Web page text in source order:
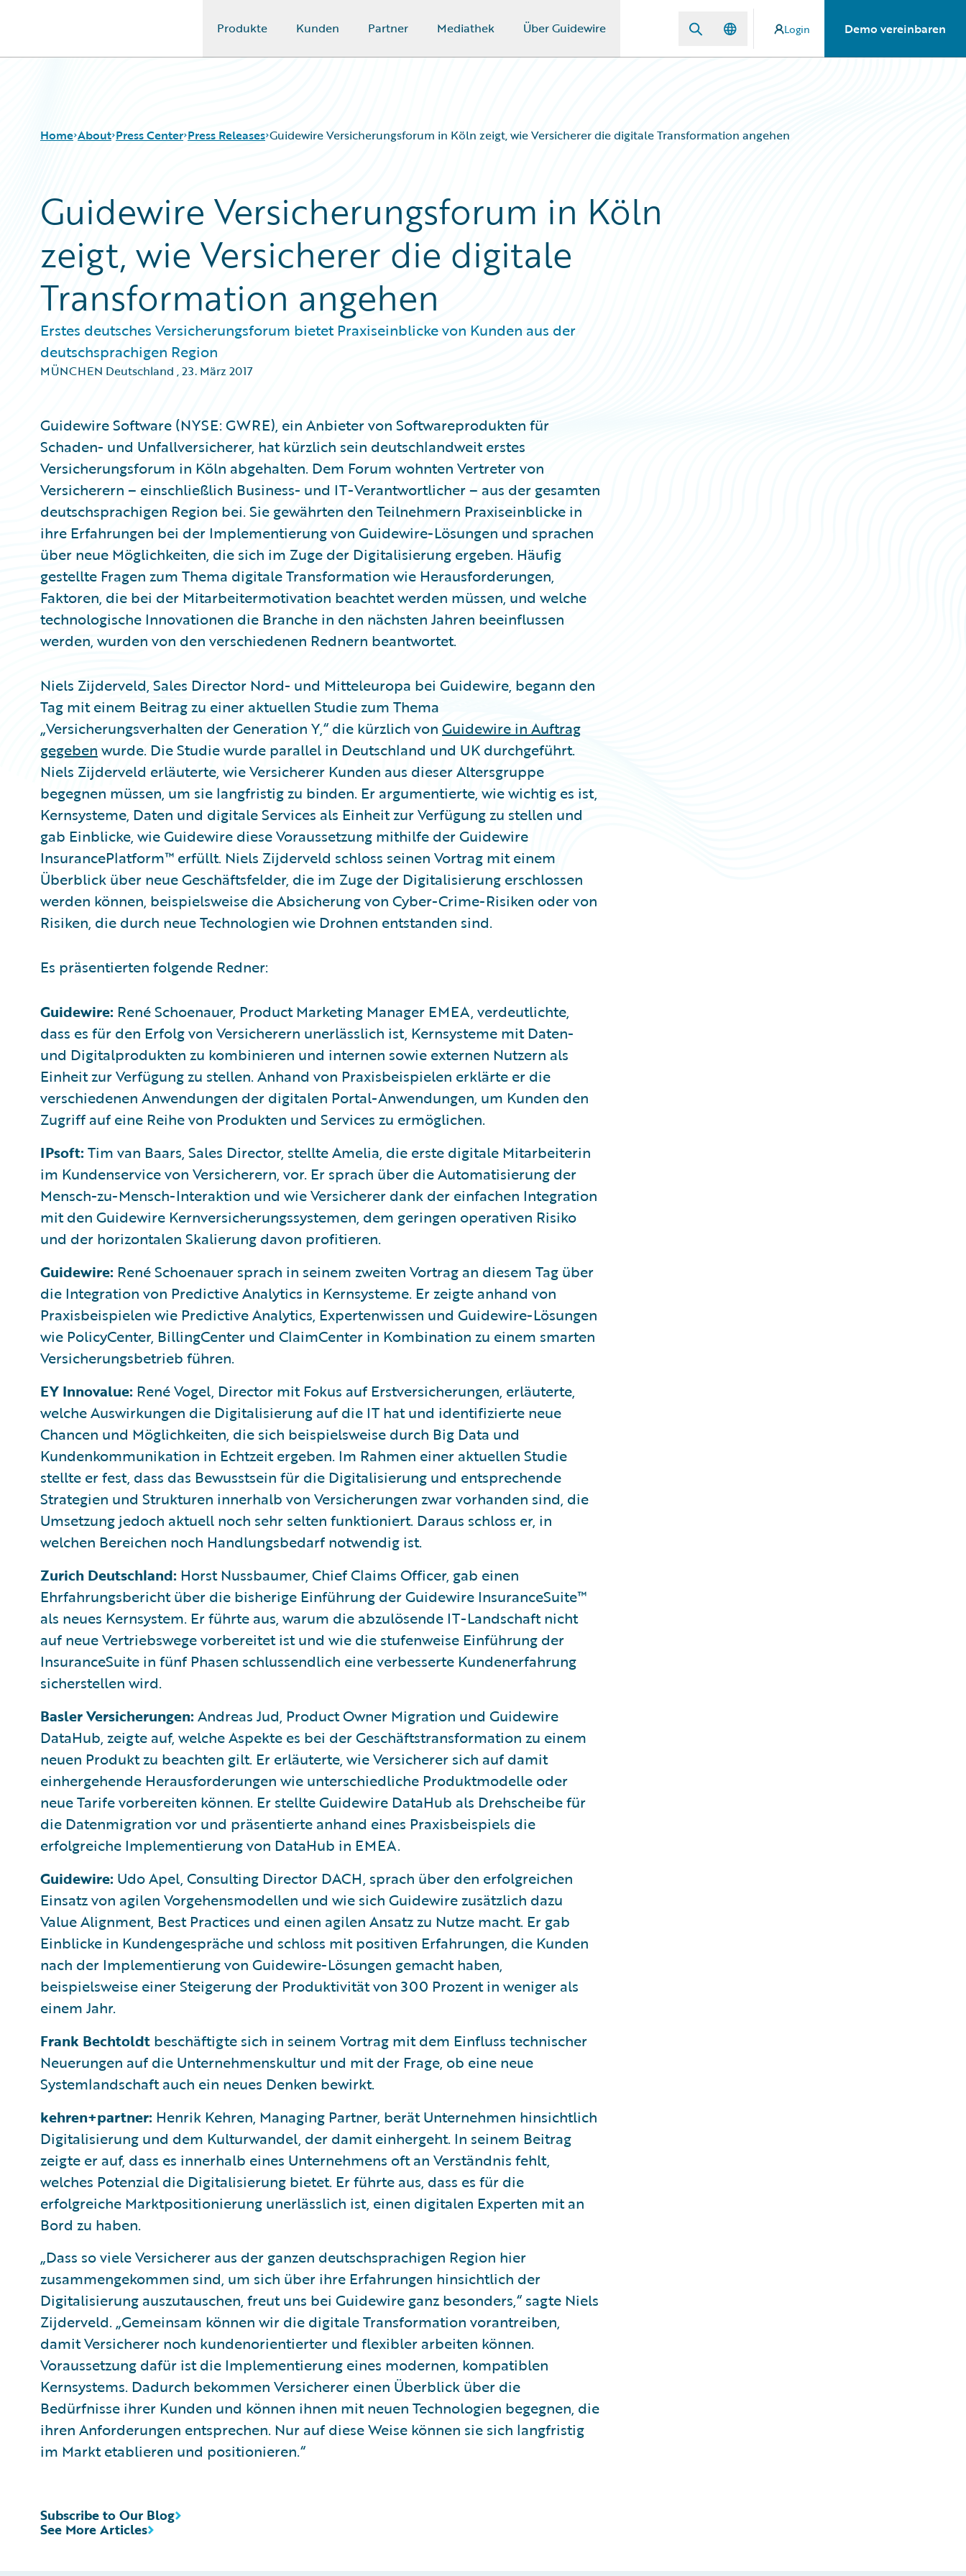
Produkte Kunden Partner Mediathek Über Guidewire Login Demo vereinbaren
Home About Press Center Press Releases Guidewire Versicherungsforum in Köln zeigt, wie Versicherer die digitale Transformation angehen
Guidewire Versicherungsforum in Köln
zeigt, wie Versicherer die digitale
Transformation angehen
Erstes deutsches Versicherungsforum bietet Praxiseinblicke von Kunden aus der
deutschsprachigen Region
MÜNCHEN Deutschland ,23. März 2017
Guidewire Software (NYSE: GWRE), ein Anbieter von Softwareprodukten für
Schaden- und Unfallversicherer, hat kürzlich sein deutschlandweit erstes
Versicherungsforum in Köln abgehalten. Dem Forum wohnten Vertreter von
Versicherern – einschließlich Business- und IT-Verantwortlicher – aus der gesamten
deutschsprachigen Region bei. Sie gewährten den Teilnehmern Praxiseinblicke in
ihre Erfahrungen bei der Implementierung von Guidewire-Lösungen und sprachen
über neue Möglichkeiten, die sich im Zuge der Digitalisierung ergeben. Häufig
gestellte Fragen zum Thema digitale Transformation wie Herausforderungen,
Faktoren, die bei der Mitarbeitermotivation beachtet werden müssen, und welche
technologische Innovationen die Branche in den nächsten Jahren beeinflussen
werden, wurden von den verschiedenen Rednern beantwortet.
Niels Zijderveld, Sales Director Nord- und Mitteleuropa bei Guidewire, begann den
Tag mit einem Beitrag zu einer aktuellen Studie zum Thema
„Versicherungsverhalten der Generation Y,“ die kürzlich von Guidewire in Auftrag
gegeben wurde. Die Studie wurde parallel in Deutschland und UK durchgeführt.
Niels Zijderveld erläuterte, wie Versicherer Kunden aus dieser Altersgruppe
begegnen müssen, um sie langfristig zu binden. Er argumentierte, wie wichtig es ist,
Kernsysteme, Daten und digitale Services als Einheit zur Verfügung zu stellen und
gab Einblicke, wie Guidewire diese Voraussetzung mithilfe der Guidewire
InsurancePlatform™ erfüllt. Niels Zijderveld schloss seinen Vortrag mit einem
Überblick über neue Geschäftsfelder, die im Zuge der Digitalisierung erschlossen
werden können, beispielsweise die Absicherung von Cyber-Crime-Risiken oder von
Risiken, die durch neue Technologien wie Drohnen entstanden sind.
Es präsentierten folgende Redner:
Guidewire: René Schoenauer, Product Marketing Manager EMEA, verdeutlichte,
dass es für den Erfolg von Versicherern unerlässlich ist, Kernsysteme mit Daten-
und Digitalprodukten zu kombinieren und internen sowie externen Nutzern als
Einheit zur Verfügung zu stellen. Anhand von Praxisbeispielen erklärte er die
verschiedenen Anwendungen der digitalen Portal-Anwendungen, um Kunden den
Zugriff auf eine Reihe von Produkten und Services zu ermöglichen.
IPsoft: Tim van Baars, Sales Director, stellte Amelia, die erste digitale Mitarbeiterin
im Kundenservice von Versicherern, vor. Er sprach über die Automatisierung der
Mensch-zu-Mensch-Interaktion und wie Versicherer dank der einfachen Integration
mit den Guidewire Kernversicherungssystemen, dem geringen operativen Risiko
und der horizontalen Skalierung davon profitieren.
Guidewire: René Schoenauer sprach in seinem zweiten Vortrag an diesem Tag über
die Integration von Predictive Analytics in Kernsysteme. Er zeigte anhand von
Praxisbeispielen wie Predictive Analytics, Expertenwissen und Guidewire-Lösungen
wie PolicyCenter, BillingCenter und ClaimCenter in Kombination zu einem smarten
Versicherungsbetrieb führen.
EY Innovalue: René Vogel, Director mit Fokus auf Erstversicherungen, erläuterte,
welche Auswirkungen die Digitalisierung auf die IT hat und identifizierte neue
Chancen und Möglichkeiten, die sich beispielsweise durch Big Data und
Kundenkommunikation in Echtzeit ergeben. Im Rahmen einer aktuellen Studie
stellte er fest, dass das Bewusstsein für die Digitalisierung und entsprechende
Strategien und Strukturen innerhalb von Versicherungen zwar vorhanden sind, die
Umsetzung jedoch aktuell noch sehr selten funktioniert. Daraus schloss er, in
welchen Bereichen noch Handlungsbedarf notwendig ist.
Zurich Deutschland: Horst Nussbaumer, Chief Claims Officer, gab einen
Ehrfahrungsbericht über die bisherige Einführung der Guidewire InsuranceSuite™
als neues Kernsystem. Er führte aus, warum die abzulösende IT-Landschaft nicht
auf neue Vertriebswege vorbereitet ist und wie die stufenweise Einführung der
InsuranceSuite in fünf Phasen schlussendlich eine verbesserte Kundenerfahrung
sicherstellen wird.
Basler Versicherungen: Andreas Jud, Product Owner Migration und Guidewire
DataHub, zeigte auf, welche Aspekte es bei der Geschäftstransformation zu einem
neuen Produkt zu beachten gilt. Er erläuterte, wie Versicherer sich auf damit
einhergehende Herausforderungen wie unterschiedliche Produktmodelle oder
neue Tarife vorbereiten können. Er stellte Guidewire DataHub als Drehscheibe für
die Datenmigration vor und präsentierte anhand eines Praxisbeispiels die
erfolgreiche Implementierung von DataHub in EMEA.
Guidewire: Udo Apel, Consulting Director DACH, sprach über den erfolgreichen
Einsatz von agilen Vorgehensmodellen und wie sich Guidewire zusätzlich dazu
Value Alignment, Best Practices und einen agilen Ansatz zu Nutze macht. Er gab
Einblicke in Kundengespräche und schloss mit positiven Erfahrungen, die Kunden
nach der Implementierung von Guidewire-Lösungen gemacht haben,
beispielsweise einer Steigerung der Produktivität von 300 Prozent in weniger als
einem Jahr.
Frank Bechtoldt beschäftigte sich in seinem Vortrag mit dem Einfluss technischer
Neuerungen auf die Unternehmenskultur und mit der Frage, ob eine neue
Systemlandschaft auch ein neues Denken bewirkt.
kehren+partner: Henrik Kehren, Managing Partner, berät Unternehmen hinsichtlich
Digitalisierung und dem Kulturwandel, der damit einhergeht. In seinem Beitrag
zeigte er auf, dass es innerhalb eines Unternehmens oft an Verständnis fehlt,
welches Potenzial die Digitalisierung bietet. Er führte aus, dass es für die
erfolgreiche Marktpositionierung unerlässlich ist, einen digitalen Experten mit an
Bord zu haben.
„Dass so viele Versicherer aus der ganzen deutschsprachigen Region hier
zusammengekommen sind, um sich über ihre Erfahrungen hinsichtlich der
Digitalisierung auszutauschen, freut uns bei Guidewire ganz besonders,“ sagte Niels
Zijderveld. „Gemeinsam können wir die digitale Transformation vorantreiben,
damit Versicherer noch kundenorientierter und flexibler arbeiten können.
Voraussetzung dafür ist die Implementierung eines modernen, kompatiblen
Kernsystems. Dadurch bekommen Versicherer einen Überblick über die
Bedürfnisse ihrer Kunden und können ihnen mit neuen Technologien begegnen, die
ihren Anforderungen entsprechen. Nur auf diese Weise können sie sich langfristig
im Markt etablieren und positionieren.“
See More Articles
Subscribe to Our Blog